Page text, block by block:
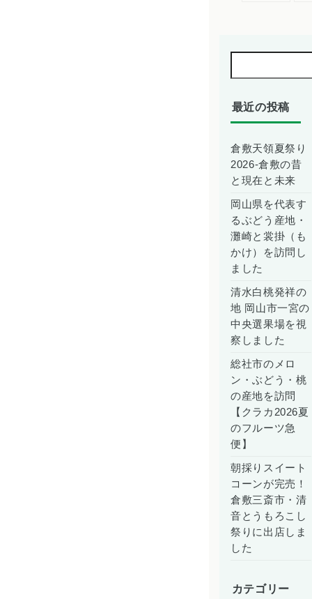
最近の投稿
倉敷天領夏祭り
2026-倉敷の昔
と現在と未来
岡山県を代表す
るぶどう産地・
灘崎と裳掛（も
かけ）を訪問し
ました
清水白桃発祥の
地 岡山市一宮の
中央選果場を視
察しました
総社市のメロ
ン・ぶどう・桃
の産地を訪問
【クラカ2026夏
のフルーツ急
便】
朝採りスイート
コーンが完売！
倉敷三斎市・清
音とうもろこし
祭りに出店しま
した
カテゴリー